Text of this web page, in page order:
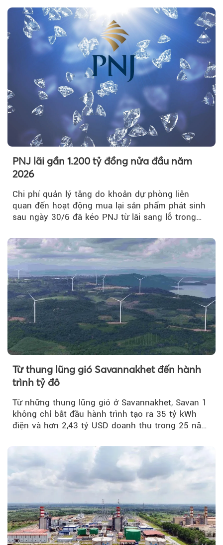
PNJ lãi gần 1.200 tỷ đồng nửa đầu năm
2026
Chi phí quản lý tăng do khoản dự phòng liên
quan đến hoạt động mua lại sản phẩm phát sinh
sau ngày 30/6 đã kéo PNJ từ lãi sang lỗ trong
Từ thung lũng gió Savannakhet đến hành
trình tỷ đô
Từ những thung lũng gió ở Savannakhet, Savan 1
không chỉ bắt đầu hành trình tạo ra 35 tỷ kWh
điện và hơn 2,43 tỷ USD doanh thu trong 25 năm